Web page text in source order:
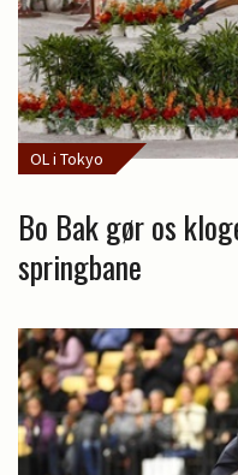
OL i Tokyo
Bo Bak gør os
springbane